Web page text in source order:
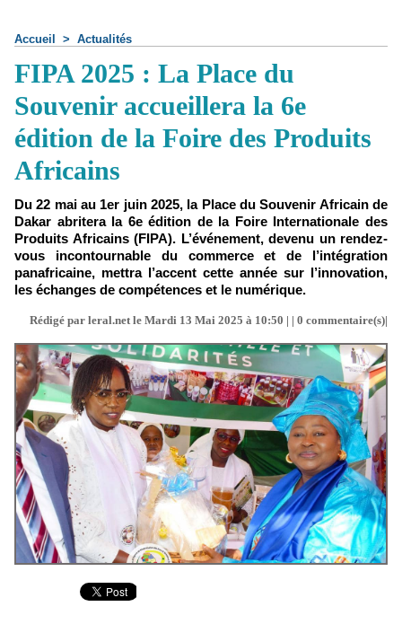
Accueil > Actualités
FIPA 2025 : La Place du
Souvenir accueillera la 6e
édition de la Foire des Produits
Africains
Du 22 mai au 1er juin 2025, la Place du Souvenir Africain de
Dakar abritera la 6e édition de la Foire Internationale des
Produits Africains (FIPA). L’événement, devenu un rendez-
vous incontournable du commerce et de l’intégration
panafricaine, mettra l’accent cette année sur l’innovation,
les échanges de compétences et le numérique.
Rédigé par leral.net le Mardi 13 Mai 2025 à 10:50 | | 0 commentaire(s)|